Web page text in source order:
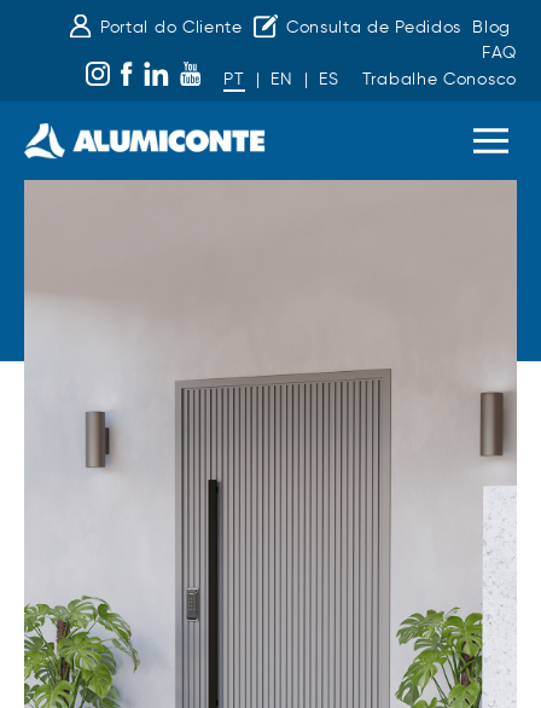
Portal do Cliente Consulta de Pedidos
Blog
FAQ
PT
| EN | ES Trabalhe Conosco